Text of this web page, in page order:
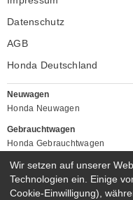
Datenschutz
AGB
Honda Deutschland
Neuwagen
Honda Neuwagen
Gebrauchtwagen
Honda Gebrauchtwagen
Gesamtbestand
NEUWAGENMODELLE
Wir setzen auf unserer
Technologien ein. Einige
Cookie-Einwilligung),